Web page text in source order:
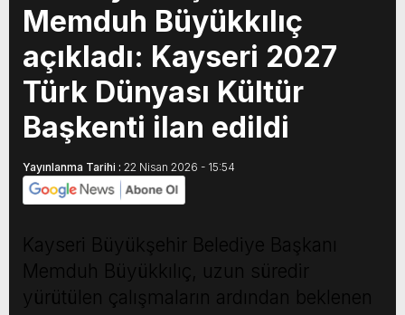
Memduh Büyükkılıç
açıkladı: Kayseri 2027
Türk Dünyası Kültür
Başkenti ilan edildi
Yayınlanma Tarihi : 22 Nisan 2026 - 15:54
Kayseri Büyükşehir Belediye Başkanı
Memduh Büyükkılıç, uzun süredir
yürütülen çalışmaların ardından beklenen